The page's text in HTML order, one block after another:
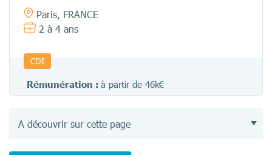
Paris, FRANCE
2 à 4 ans
CDI
Rémunération : à partir de 46k€
A découvrir sur cette page